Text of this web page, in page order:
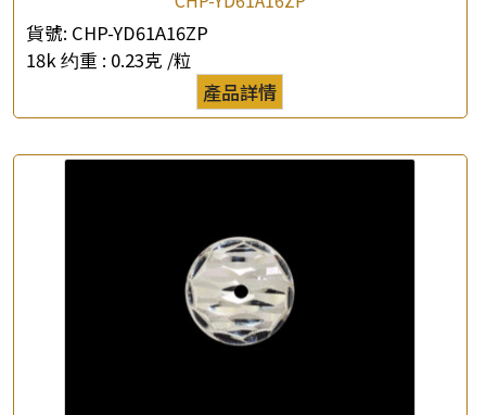
產品查詢
你的名字
查詢以下產品
貨號: CHP-YD61A16ZP
18k 约重 : 0.23克 /粒
產品詳情